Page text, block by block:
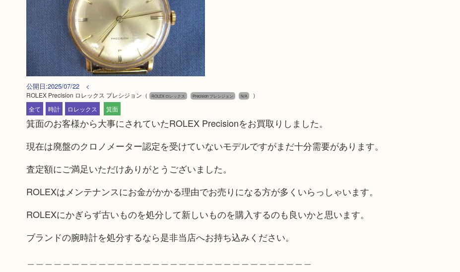
公開日:2025/07/22 <
ROLEX Precision ロレックス プレシジョン （ ROLEX ロレックス Precision プレシジョン N/A
）
全て
時計 ロレックス 箕面
箕面のお客様から大事にされていたROLEX Precisionをお買取りしました。
現在は廃盤のクロノメーター認定を受けていないモデルですがまだ十分需要があります。
査定額にご満足いただけありがとうございました。
ROLEXはメンテナンスにお金がかかる理由でお売りになる方が多くいらっしゃいます。
ROLEXにかぎらず古いものを処分して新しいものを購入するのも良いかと思います。
ブランドの腕時計を処分するなら是非当店へお持ち込みください。